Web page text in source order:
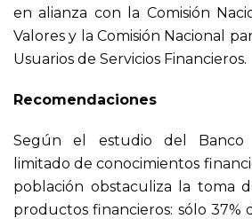
en alianza con la Comisión
Valores y la Comisión Nacional
Usuarios de Servicios Financieros.
Recomendaciones
Según el estudio del Banco
limitado de conocimientos
población obstaculiza la toma
productos financieros: sólo 37%